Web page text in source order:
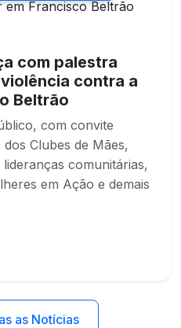
com palestra
contra a
Beltrão
com convite
Clubes de Mães,
comunitárias,
em Ação e demais
as Notícias